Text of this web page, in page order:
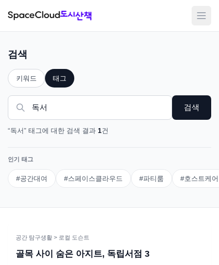
메뉴
검색
키워드 태그
검색
“독서” 태그에 대한 검색 결과 1건
인기 태그
#공간대여 #스페이스클라우드 #파티룸 #호스트케어
공간 탐구생활 > 로컬 도슨트
골목 사이 숨은 아지트, 독립서점 3